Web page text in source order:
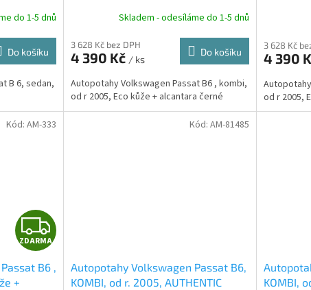
R
M
A
do 1-5 dnů
Do košíku
B 6, sedan,
R
M
A
Skladem - odesíláme do 1-5 dnů
3 628 Kč bez DPH
4 390 Kč / ks
Do košíku
Autopotahy Volkswagen Passat B6 , kombi,
od r 2005, Eco kůže + alcantara černé
3 628 Kč
4 390
od r 2005,
Z
D
ZDARMA
B6 ,
+
Kód: AM-333
Autopotahy Volkswagen Passat B6,
KOMBI, od r. 2005, AUTHENTIC
Kód: AM-81485
KOMBI,